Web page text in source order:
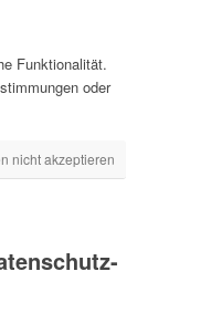
Funktionalität.
oder
nicht akzeptieren